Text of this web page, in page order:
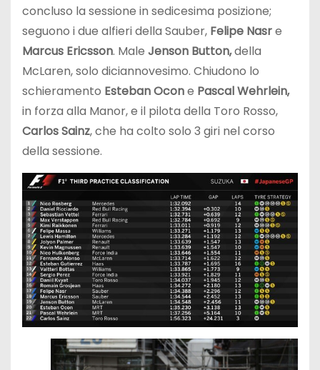
concluso la sessione in sedicesima posizione;
seguono i due alfieri della Sauber, Felipe Nasre
Marcus Ericsson. Male Jenson Button,della
McLaren, solo diciannovesimo. Chiudono lo
schieramento Esteban Ocone Pascal Wehrlein,
in forza alla Manor, e il pilota della Toro Rosso,
Carlos Sainz, che ha colto solo 3 giri nel corso
della sessione.